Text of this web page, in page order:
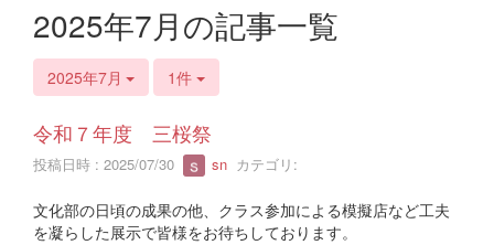
2025年7月の記事一覧
2025年7月 1件
令和７年度 三桜祭
投稿日時 : 2025/07/30 sn カテゴリ:
文化部の日頃の成果の他、クラス参加による模擬店など工夫
を凝らした展示で皆様をお待ちしております。